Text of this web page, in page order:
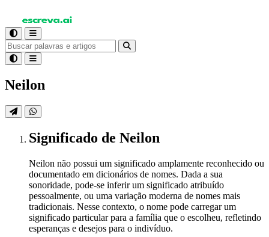
Neilon
Significado de Neilon
Neilon não possui um significado amplamente reconhecido ou
documentado em dicionários de nomes. Dada a sua
sonoridade, pode-se inferir um significado atribuído
pessoalmente, ou uma variação moderna de nomes mais
tradicionais. Nesse contexto, o nome pode carregar um
significado particular para a família que o escolheu, refletindo
esperanças e desejos para o indivíduo.